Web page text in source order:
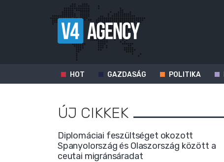
HOT GAZDASÁG POLITIKA
ÚJ CIKKEK
Diplomáciai feszültséget okozott
Spanyolország és Olaszország között a
ceutai migránsáradat